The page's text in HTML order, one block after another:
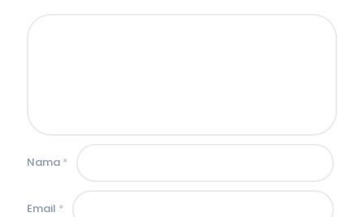
Nama *
Email *